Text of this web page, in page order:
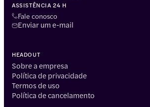
ASSISTÊNCIA 24 H
Fale conosco
Enviar um e-mail
HEADOUT
Sobre a empresa
Política de privacidade
Termos de uso
Política de cancelamento